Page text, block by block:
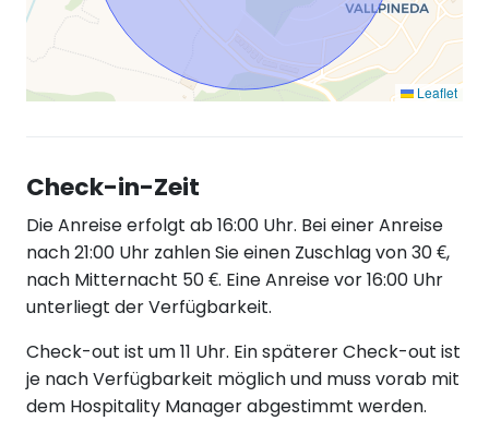
Leaflet
Check-in-Zeit
Die Anreise erfolgt ab 16:00 Uhr. Bei einer Anreise
nach 21:00 Uhr zahlen Sie einen Zuschlag von 30 €,
nach Mitternacht 50 €. Eine Anreise vor 16:00 Uhr
unterliegt der Verfügbarkeit.
Check-out ist um 11 Uhr. Ein späterer Check-out ist
je nach Verfügbarkeit möglich und muss vorab mit
dem Hospitality Manager abgestimmt werden.